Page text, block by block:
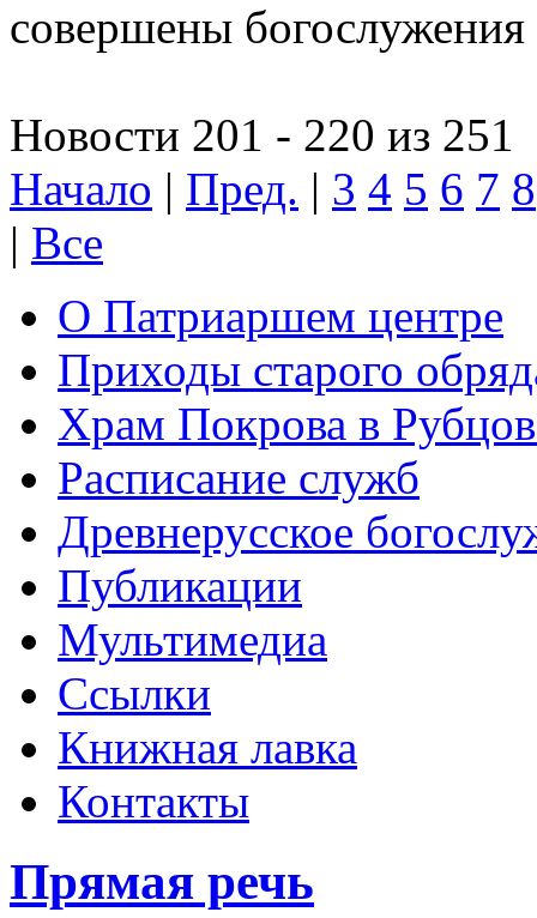
совершены
Новости 201 - 220 из 251
Начало | Пред. | 3 4 5 6 7 8
| Все
О Патриаршем центре
Приходы старого
Храм Покрова в
Расписание служб
Древнерусское
Публикации
Мультимедиа
Ссылки
Книжная лавка
Контакты
Прямая речь